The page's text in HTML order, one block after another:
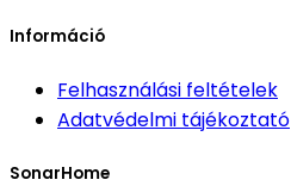
Információ
Felhasználási feltételek
Adatvédelmi tájékoztató
SonarHome